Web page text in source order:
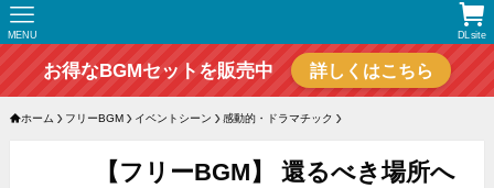
DLsite
MENU
お得なBGMセットを販売中 詳しくはこちら
ホーム フリーBGM イベントシーン 感動的・ドラマチック
【フリーBGM】 還るべき場所へ